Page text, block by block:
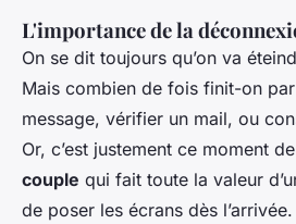
L'importance de la
On se dit toujours qu’on va
Mais combien de fois finit-on
message, vérifier un mail, ou
Or, c’est justement ce moment de
couple qui fait toute la valeur
de poser les écrans dès